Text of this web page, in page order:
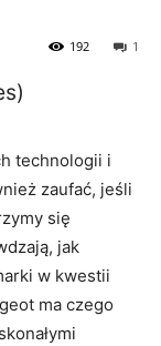
1
192
technologii i
zaufać, ​jeśli
się
jak
w kwestii
​ma⁤ czego